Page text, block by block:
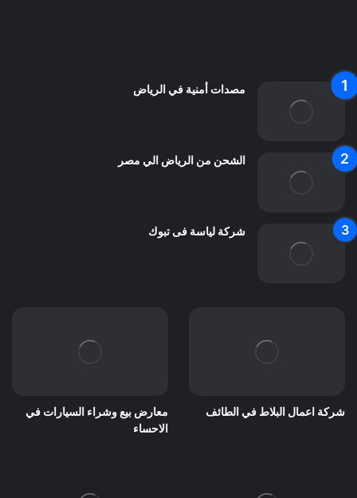
مصدات أمنية في الرياض
الشحن من الرياض الي مصر
شركة لياسة فى تبوك
شركة اعمال البلاط في الطائف
معارض بيع وشراء السيارات في
الاحساء